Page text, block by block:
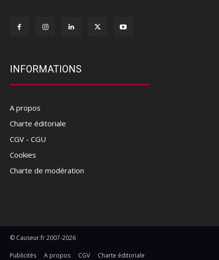
INFORMATIONS
A propos
Charte éditoriale
CGV - CGU
Cookies
Charte de modération
© Causeur.fr 2007-2026
Publicités A propos CGV Charte éditoriale